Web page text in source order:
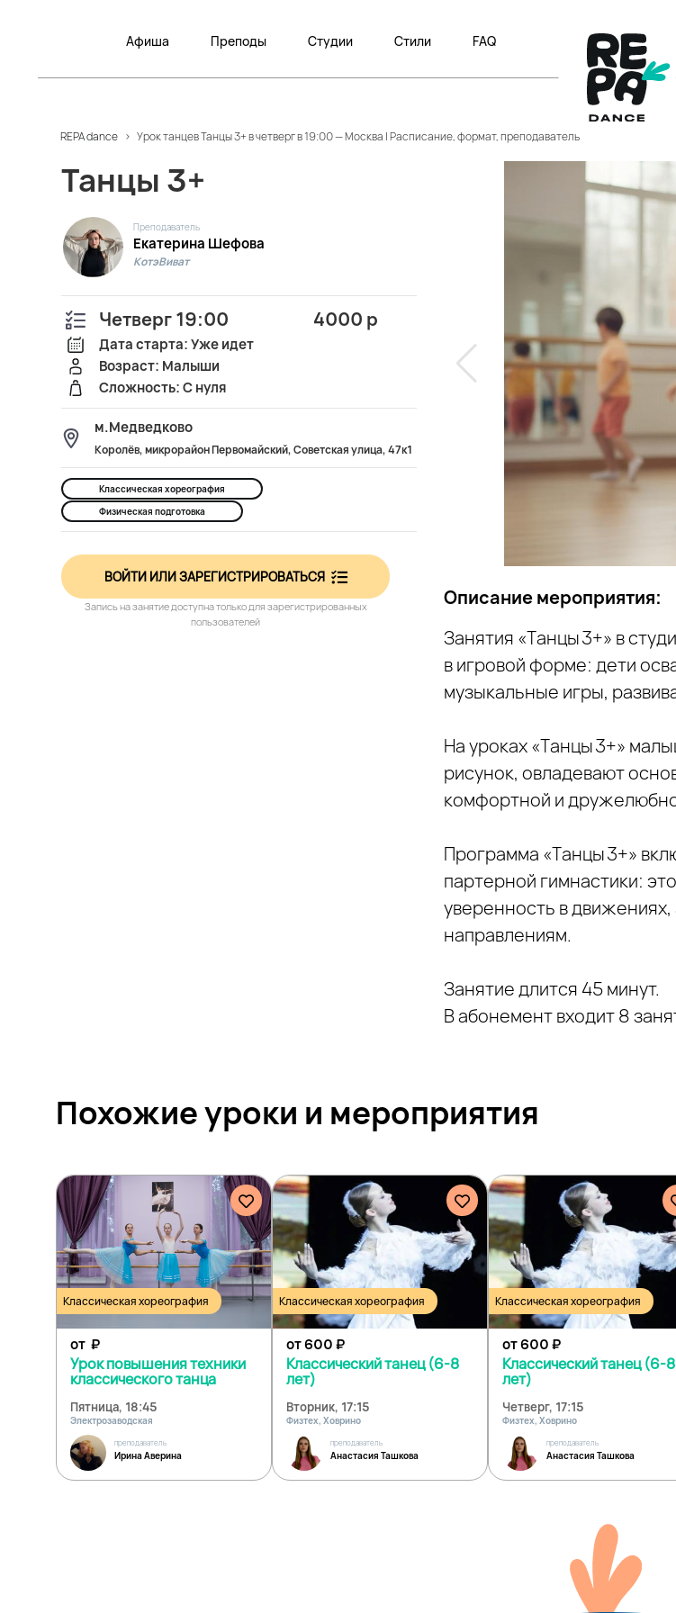
Афиша Преподы Студии Стили FAQ
REPA dance > Урок танцев Танцы 3+ в четверг в 19:00 — Москва | Расписание, формат, преподаватель
Танцы 3+
Преподаватель
Екатерина Шефова
КотэВиват
Четверг 19:00 4000 р
Дата старта: Уже идет
Возраст: Малыши
Сложность: С нуля
м.Медведково
Королёв, микрорайон Первомайский, Советская улица, 47к1
Классическая хореография
Физическая подготовка
ВОЙТИ ИЛИ ЗАРЕГИСТРИРОВАТЬСЯ
Запись на занятие доступна только для зарегистрированных
пользователей
Описание мероприятия:
Занятия «Танцы 3+» в
в игровой форме: дети
музыкальные игры,
На уроках «Танцы 3+»
рисунок, овладевают
комфортной и
Программа «Танцы 3+»
партерной гимнастики:
уверенность в
направлениям.
Занятие длится 45 минут.
В абонемент входит 8
Похожие уроки и мероприятия
Классическая хореография
от ₽
Урок повышения техники
классического танца
Пятница, 18:45
Электрозаводская
преподаватель
Ирина Аверина
Классическая хореография
от 600₽
Классический танец (6-8
лет)
Вторник, 17:15
Физтех, Ховрино
преподаватель
Анастасия Ташкова
Классическая хореография
от 600₽
Классический танец (6-8
лет)
Четверг, 17:15
Физтех, Ховрино
преподаватель
Анастасия Ташкова